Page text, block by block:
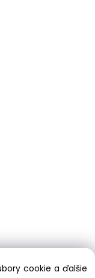
cookie a ďalšie